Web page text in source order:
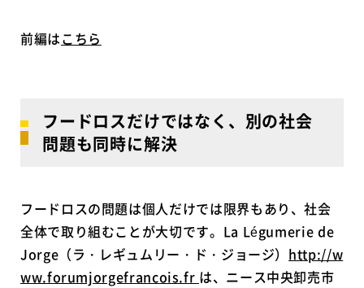
前編はこちら
フードロスだけではなく、別の社会
問題も同時に解決
フードロスの問題は個人だけでは限界もあり、社会
全体で取り組むことが大切です。La Légumerie de
Jorge（ラ・レギュムリー・ド・ジョージ） http://w
ww.forumjorgefrancois.fr は、ニース中央卸売市